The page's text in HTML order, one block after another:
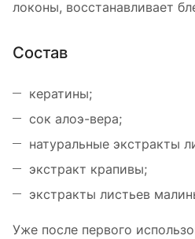
локоны, восстанавливает
Состав
кератины;
сок алоэ-вера;
натуральные экстракты
экстракт крапивы;
экстракты листьев
Уже после первого